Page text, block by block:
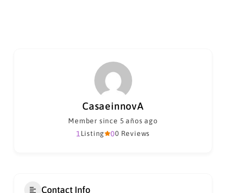
CasaeinnovA
Member since 5 años ago
00 Reviews
1Listing
Contact Info